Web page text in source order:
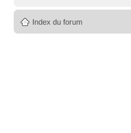
Index du forum